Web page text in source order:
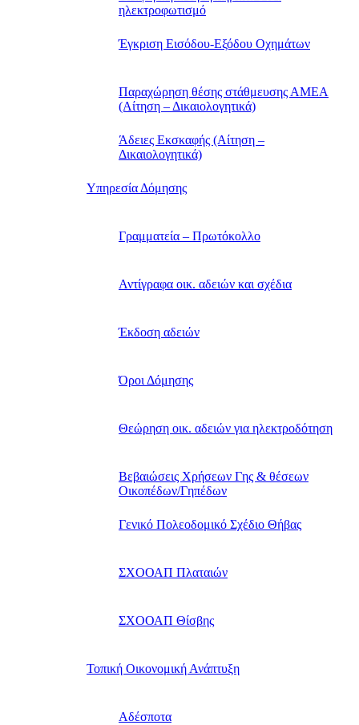
ηλεκτροφωτισμό
Έγκριση Εισόδου-Εξόδου Οχημάτων
Παραχώρηση θέσης στάθμευσης ΑΜΕΑ
(Αίτηση – Δικαιολογητικά)
Άδειες Εκσκαφής (Αίτηση –
Δικαιολογητικά)
Υπηρεσία Δόμησης
Γραμματεία – Πρωτόκολλο
Αντίγραφα οικ. αδειών και σχέδια
Έκδοση αδειών
Όροι Δόμησης
Θεώρηση οικ. αδειών για ηλεκτροδότηση
Βεβαιώσεις Χρήσεων Γης & θέσεων
Οικοπέδων/Γηπέδων
Γενικό Πολεοδομικό Σχέδιο Θήβας
ΣΧΟΟΑΠ Πλαταιών
ΣΧΟΟΑΠ Θίσβης
Τοπική Οικονομική Ανάπτυξη
Αδέσποτα